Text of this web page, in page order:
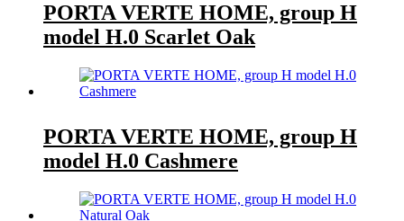
PORTA VERTE HOME, group H
model H.0 Scarlet Oak
PORTA VERTE HOME, group H
model H.0 Cashmere